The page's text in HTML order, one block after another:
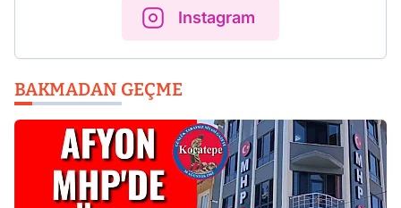
Instagram
BAKMADAN GEÇME